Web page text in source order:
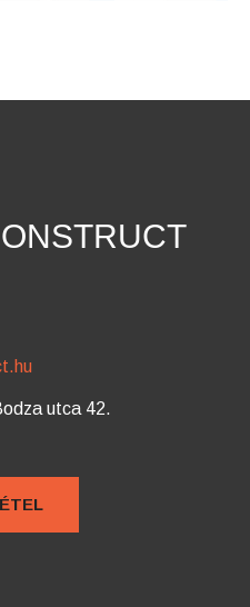
utca 42.